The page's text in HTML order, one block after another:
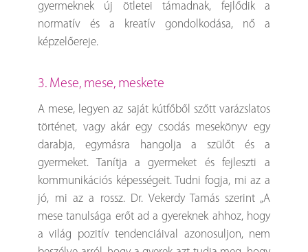
gyermeknek új ötletei támadnak, fejlődik a
normatív és a kreatív gondolkodása, nő a
képzelőereje.
3. Mese, mese, meskete
A mese, legyen az saját kútfőből szőtt varázslatos
történet, vagy akár egy csodás mesekönyv egy
darabja, egymásra hangolja a szülőt és a
gyermeket. Tanítja a gyermeket és fejleszti a
kommunikációs képességeit. Tudni fogja, mi az a
jó, mi az a rossz. Dr. Vekerdy Tamás szerint „A
mese tanulsága erőt ad a gyereknek ahhoz, hogy
a világ pozitív tendenciáival azonosuljon, nem